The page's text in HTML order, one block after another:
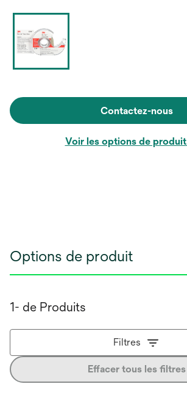
Contactez-nous
Voir les options de produit
Options de produit
1- de Produits
Filtres
Effacer tous les filtres